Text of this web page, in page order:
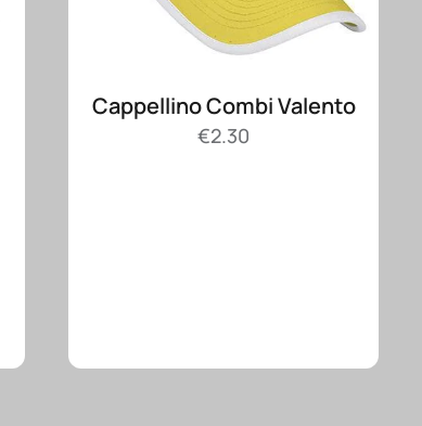
Cappellino Combi Valento
€2.30